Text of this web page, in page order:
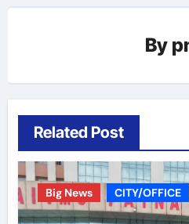
By
Related Post
Big News CITY/OFFICE